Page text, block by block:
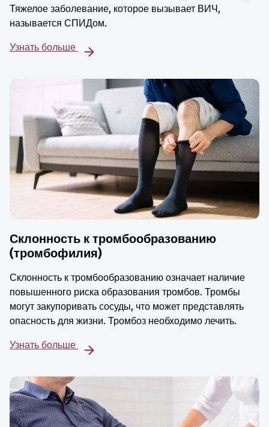
Тяжелое заболевание, которое вызывает ВИЧ,
называется СПИДом.
Узнать больше
Склонность к тромбообразованию
(тромбофилия)
Склонность к тромбообразованию означает наличие
повышенного риска образования тромбов. Тромбы
могут закупоривать сосуды, что может представлять
опасность для жизни. Тромбоз необходимо лечить.
Узнать больше